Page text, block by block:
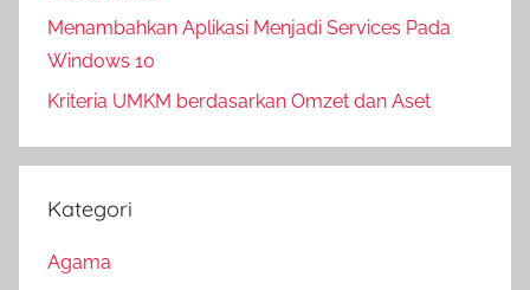
Menambahkan Aplikasi Menjadi Services Pada
Windows 10
Kriteria UMKM berdasarkan Omzet dan Aset
Kategori
Agama